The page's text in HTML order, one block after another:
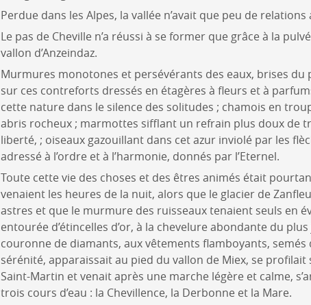
Perdue dans les Alpes, la vallée n’avait que peu de
Le pas de Cheville n’a réussi à se former que grâce à la
vallon d’Anzeindaz.
Murmures monotones et persévérants des eaux, brises
sur ces contreforts dressés en étagères à fleurs et à
cette nature dans le silence des solitudes ; chamois en
abris rocheux ; marmottes sifflant un refrain plus doux de
liberté, ; oiseaux gazouillant dans cet azur inviolé par les
adressé à l’ordre et à l’harmonie, donnés par l’Eternel.
Toute cette vie des choses et des êtres animés était
venaient les heures de la nuit, alors que le glacier de
astres et que le murmure des ruisseaux tenaient seuls en
entourée d’étincelles d’or, à la chevelure abondante du
couronne de diamants, aux vêtements flamboyants,
sérénité, apparaissait au pied du vallon de Miex, se
Saint-Martin et venait après une marche légère et calme,
trois cours d’eau : la Chevillence, la Derbonne et la Mare.